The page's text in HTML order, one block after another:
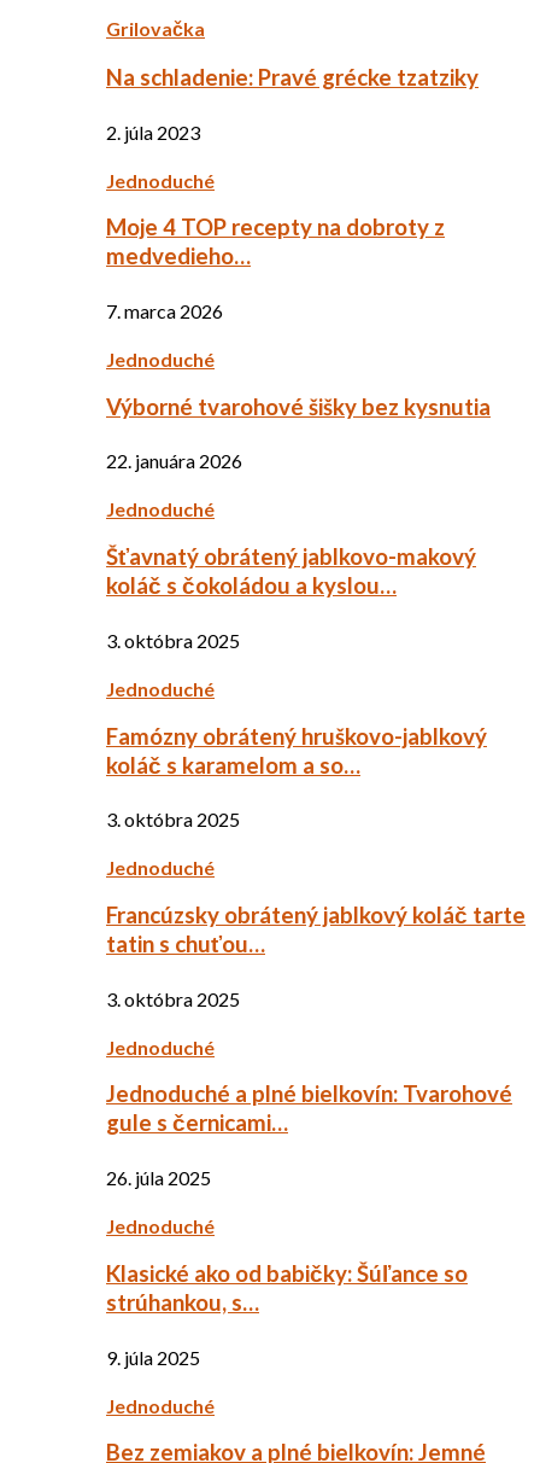
Grilovačka
Na schladenie: Pravé grécke tzatziky
2. júla 2023
Jednoduché
Moje 4 TOP recepty na dobroty z
medvedieho…
7. marca 2026
Jednoduché
Výborné tvarohové šišky bez kysnutia
22. januára 2026
Jednoduché
Šťavnatý obrátený jablkovo-makový
koláč s čokoládou a kyslou…
3. októbra 2025
Jednoduché
Famózny obrátený hruškovo-jablkový
koláč s karamelom a so…
3. októbra 2025
Jednoduché
Francúzsky obrátený jablkový koláč tarte
tatin s chuťou…
3. októbra 2025
Jednoduché
Jednoduché a plné bielkovín: Tvarohové
gule s černicami…
26. júla 2025
Jednoduché
Klasické ako od babičky: Šúľance so
strúhankou, s…
9. júla 2025
Jednoduché
Bez zemiakov a plné bielkovín: Jemné